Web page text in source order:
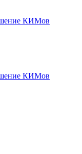
КИМов
КИМов